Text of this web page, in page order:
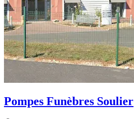
Pompes Funèbres Soulier